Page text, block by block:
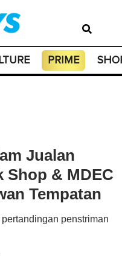
PRIME
Jualan
Shop & MDEC
Tempatan
penstriman